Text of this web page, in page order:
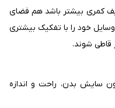
کمری بیشتر باشد هم فضای
خود را با تفکیک بیشتری
قاطی شوند.
سایش بدن، راحت و اندازه